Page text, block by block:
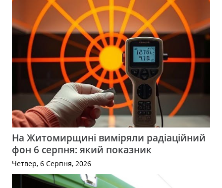
На Житомирщині виміряли радіаційний
фон 6 серпня: який показник
Четвер, 6 Серпня, 2026